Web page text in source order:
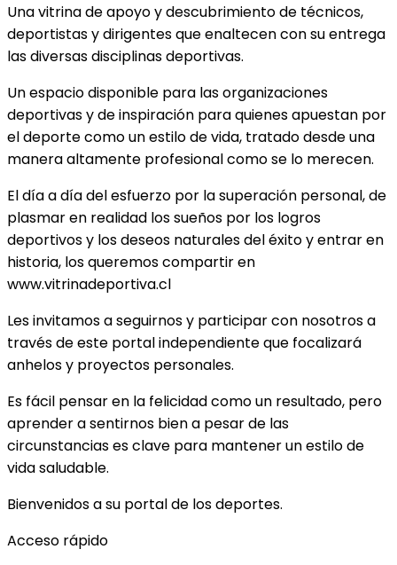
Una vitrina de apoyo y descubrimiento de técnicos,
deportistas y dirigentes que enaltecen con su entrega
las diversas disciplinas deportivas.
Un espacio disponible para las organizaciones
deportivas y de inspiración para quienes apuestan por
el deporte como un estilo de vida, tratado desde una
manera altamente profesional como se lo merecen.
El día a día del esfuerzo por la superación personal, de
plasmar en realidad los sueños por los logros
deportivos y los deseos naturales del éxito y entrar en
historia, los queremos compartir en
www.vitrinadeportiva.cl
Les invitamos a seguirnos y participar con nosotros a
través de este portal independiente que focalizará
anhelos y proyectos personales.
Es fácil pensar en la felicidad como un resultado, pero
aprender a sentirnos bien a pesar de las
circunstancias es clave para mantener un estilo de
vida saludable.
Bienvenidos a su portal de los deportes.
Acceso rápido